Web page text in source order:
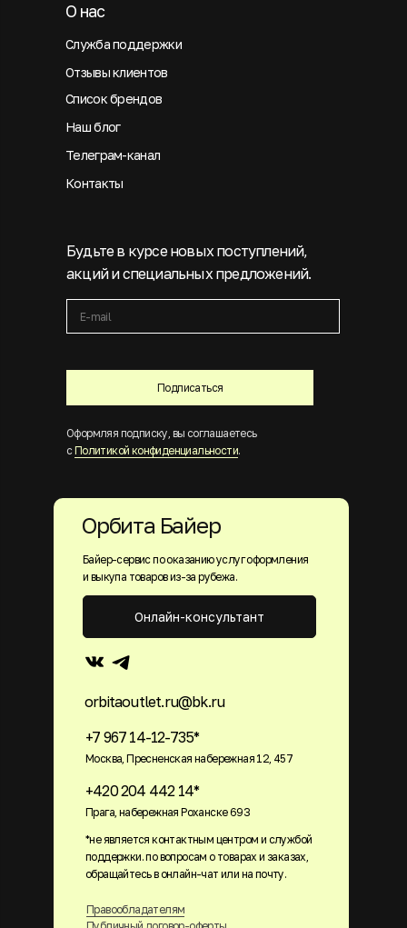
Подписаться
Будьте в курсе новых поступлений,
акций и специальных предложений.
Оформляя подписку, вы соглашаетесь
с Политикой конфиденциальности.
Служба поддержки
О нас
Отзывы клиентов
Список брендов
Наш блог
Телеграм-канал
Контакты
Байер-сервис по оказанию услуг оформления
и выкупа товаров из-за рубежа.
+7 967 14-12-735*
Москва, Пресненская набережная 12, 457
+420 204 442 14*
Прага, набережная Роханске 693
orbitaoutlet.ru@bk.ru
Правообладателям
Онлайн-консультант
Орбита Байер
*не является контактным центром и службой
поддержки. по вопросам о товарах и заказах,
обращайтесь в онлайн-чат или на почту.